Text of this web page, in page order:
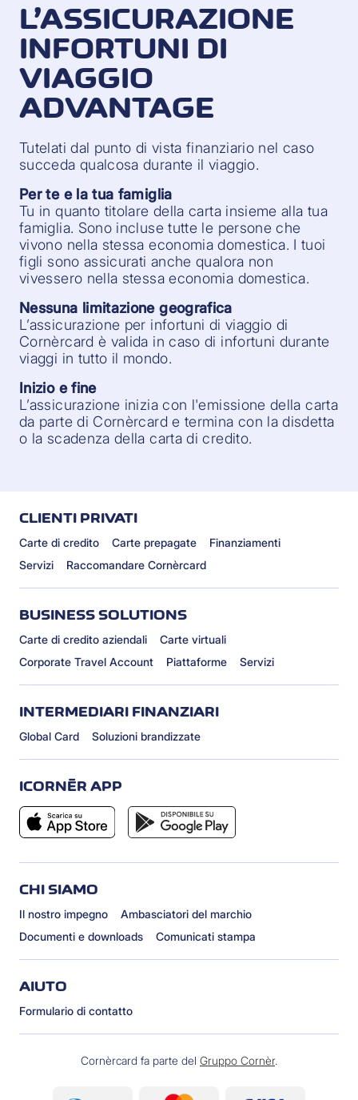
L’ASSICURAZIONE
INFORTUNI DI
VIAGGIO
ADVANTAGE
Tutelati dal punto di vista finanziario nel caso
succeda qualcosa durante il viaggio.
Per te e la tua famiglia
Tu in quanto titolare della carta insieme alla tua
famiglia. Sono incluse tutte le persone che
vivono nella stessa economia domestica. I tuoi
figli sono assicurati anche qualora non
vivessero nella stessa economia domestica.
Nessuna limitazione geografica
L’assicurazione per infortuni di viaggio di
Cornèrcard è valida in caso di infortuni durante
viaggi in tutto il mondo.
Inizio e fine
L’assicurazione inizia con l'emissione della carta
da parte di Cornèrcard e termina con la disdetta
o la scadenza della carta di credito.
CLIENTI PRIVATI
Carte di credito Carte prepagate
Finanziamenti
Servizi
Raccomandare Cornèrcard
BUSINESS SOLUTIONS
Carte di credito aziendali
Carte virtuali
Corporate Travel Account
Piattaforme Servizi
INTERMEDIARI FINANZIARI
Global Card Soluzioni brandizzate
ICORNÈR APP
CHI SIAMO
Il nostro impegno
Ambasciatori del marchio
Documenti e downloads
Comunicati stampa
AIUTO
Formulario di contatto
Cornèrcard fa parte del Gruppo Cornèr.